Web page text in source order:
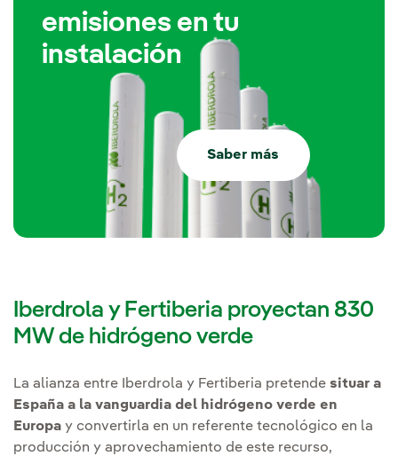
emisiones en tu
instalación
Saber más
Iberdrola y Fertiberia proyectan 830
MW de hidrógeno verde
La alianza entre Iberdrola y Fertiberia pretende situar a
España a la vanguardia del hidrógeno verde en
Europa y convertirla en un referente tecnológico en la
producción y aprovechamiento de este recurso,